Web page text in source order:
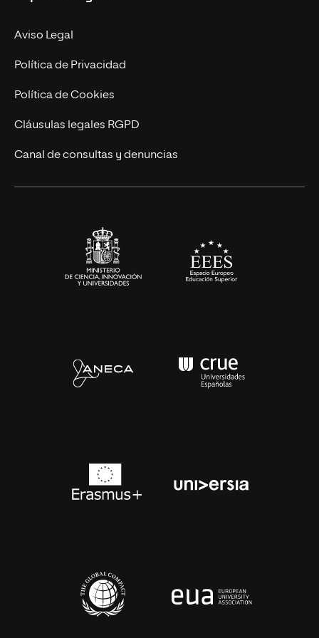
Experto Universitario
Postgrados
Cursos Universitarios
Nuestro Equipo
Trabaja en UNIR
Actualidad
UNIR Revista
Eventos
Aviso Legal
Política de Privacidad
Política de Cookies
Cláusulas legales RGPD
Canal de consultas y denuncias